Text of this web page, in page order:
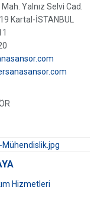
Yalnız Selvi Cad.
Kartal-İSTANBUL
Hizmetleri